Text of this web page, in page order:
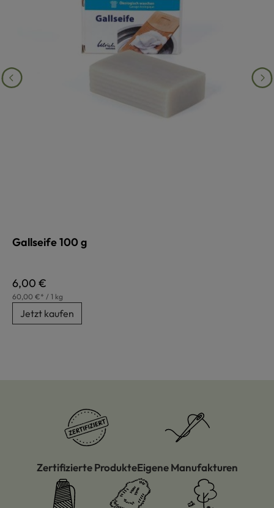
Gallseife 100 g
Regulärer Preis:
6,00 €
60,00 €* / 1 kg
Jetzt kaufen
Zertifizierte ProdukteEigene Manufakturen